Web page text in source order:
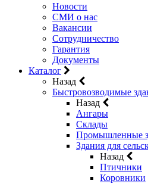
Новости
СМИ о нас
Вакансии
Сотрудничество
Гарантия
Документы
Каталог
Назад
Быстровозводимые
Назад
Ангары
Склады
Промышленные
Здания для
Назад
Птичники
Коровники